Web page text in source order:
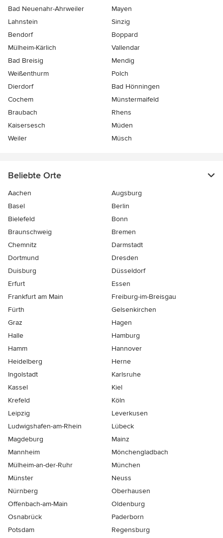
Bad Neuenahr-Ahrweiler
Mayen
Lahnstein
Sinzig
Bendorf
Boppard
Mülheim-Kärlich
Vallendar
Bad Breisig
Mendig
Weißenthurm
Polch
Dierdorf
Bad Hönningen
Cochem
Münstermaifeld
Braubach
Rhens
Kaisersesch
Müden
Weiler
Müsch
Beliebte Orte
Aachen
Augsburg
Basel
Berlin
Bielefeld
Bonn
Braunschweig
Bremen
Chemnitz
Darmstadt
Dortmund
Dresden
Duisburg
Düsseldorf
Erfurt
Essen
Frankfurt am Main
Freiburg-im-Breisgau
Fürth
Gelsenkirchen
Graz
Hagen
Halle
Hamburg
Hamm
Hannover
Heidelberg
Herne
Ingolstadt
Karlsruhe
Kassel
Kiel
Krefeld
Köln
Leipzig
Leverkusen
Ludwigshafen-am-Rhein
Lübeck
Magdeburg
Mainz
Mannheim
Mönchen­gladbach
Mülheim-an-der-Ruhr
München
Münster
Neuss
Nürnberg
Oberhausen
Offenbach-am-Main
Oldenburg
Osnabrück
Paderborn
Potsdam
Regensburg